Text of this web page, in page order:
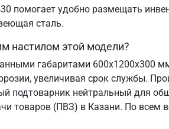
помогает удобно размещать
сталь.
настилом этой модели?
габаритами 600х1200х300
увеличивая срок службы.
подтоварник нейтральный для
товаров (ПВЗ) в Казани. По всем